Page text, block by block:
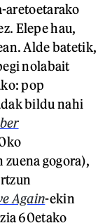
aretoetarako
Elepe hau,
Alde batetik,
nolabait
pop
bildu nahi
gogora),
Again-ekin
60etako